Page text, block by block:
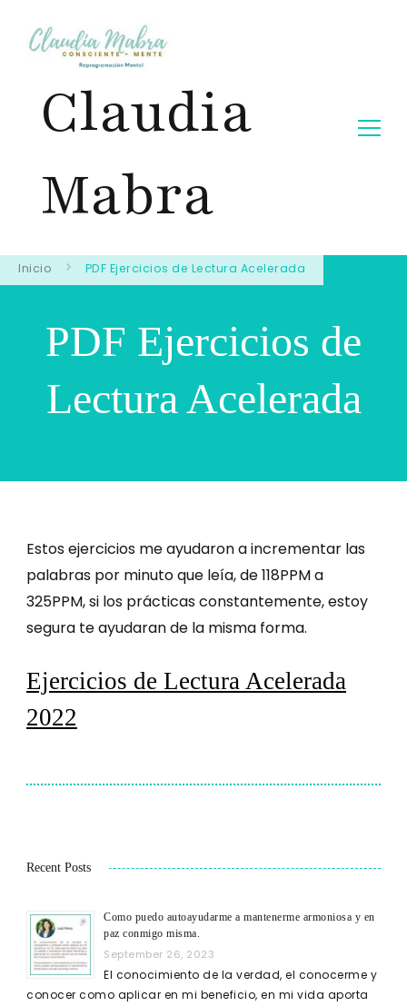
Claudia
Mabra
Inicio PDF Ejercicios de Lectura Acelerada
PDF Ejercicios de
Lectura Acelerada
Estos ejercicios me ayudaron a incrementar las
palabras por minuto que leía, de 118PPM a
325PPM, si los prácticas constantemente, estoy
segura te ayudaran de la misma forma.
Ejercicios de Lectura Acelerada
2022
Recent Posts
Como puedo autoayudarme a mantenerme armoniosa y en
paz conmigo misma.
September 26, 2023
El conocimiento de la verdad, el conocerme y
conocer como aplicar en mi beneficio, en mi vida aporta